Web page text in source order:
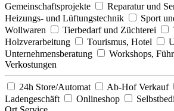
Gemeinschaftsprojekte
Reparatur und
Heizungs- und Lüftungstechnik
Sport
Wollwaren
Tierbedarf und Züchterei
Holzverarbeitung
Tourismus, Hotel
Unternehmensberatung
Workshops,
Verkostungen
24h Store/Automat Ab-Hof Verkauf
Ladengeschäft
Onlineshop